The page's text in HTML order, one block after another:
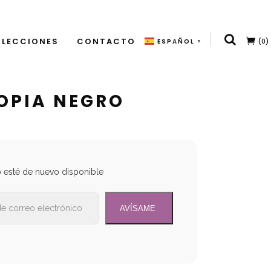
CONTACTO ESPAÑOL ▼ (0)
NEGRO
esté de nuevo disponible